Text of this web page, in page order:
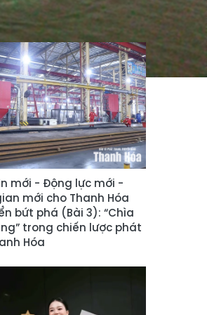
mới - Động lực mới -
mới cho Thanh Hóa
bứt phá (Bài 3): “Chìa
trong chiến lược phát
Hóa